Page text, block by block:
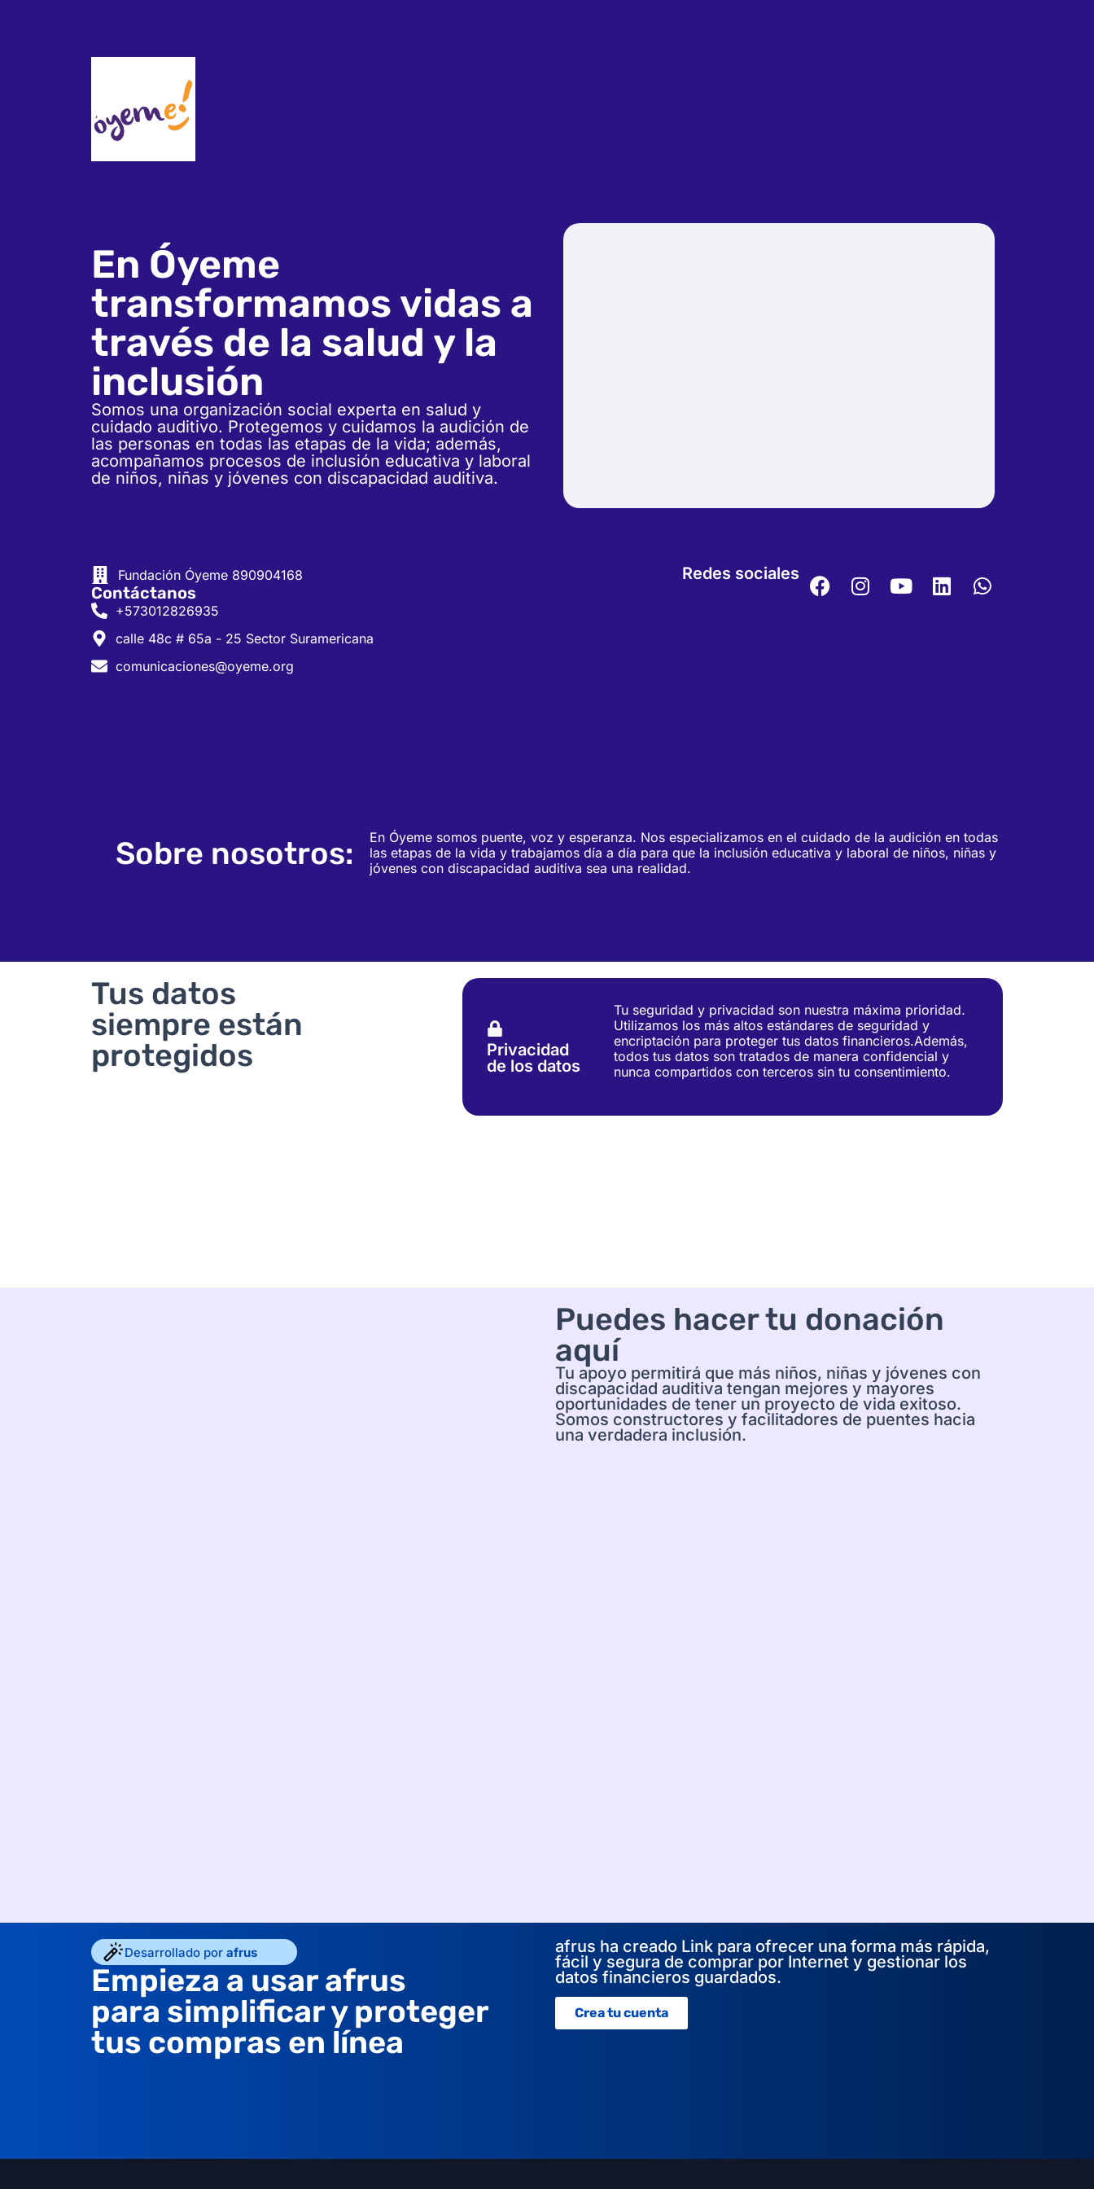
En Óyeme
transformamos vidas a
través de la salud y la
inclusión
Somos una organización social experta en salud y
cuidado auditivo. Protegemos y cuidamos la audición de
las personas en todas las etapas de la vida; además,
acompañamos procesos de inclusión educativa y laboral
de niños, niñas y jóvenes con discapacidad auditiva.
Fundación Óyeme 890904168
Contáctanos
+573012826935
calle 48c # 65a - 25 Sector Suramericana
comunicaciones@oyeme.org
Redes sociales
Sobre nosotros:
En Óyeme somos puente, voz y esperanza. Nos especializamos en el cuidado de la audición en todas
las etapas de la vida y trabajamos día a día para que la inclusión educativa y laboral de niños, niñas y
jóvenes con discapacidad auditiva sea una realidad.
Tus datos
siempre están
protegidos
Privacidad
de los datos
Tu seguridad y privacidad son nuestra máxima prioridad.
Utilizamos los más altos estándares de seguridad y
encriptación para proteger tus datos financieros.Además,
todos tus datos son tratados de manera confidencial y
nunca compartidos con terceros sin tu consentimiento.
Puedes hacer tu donación
aquí
Tu apoyo permitirá que más niños, niñas y jóvenes con
discapacidad auditiva tengan mejores y mayores
oportunidades de tener un proyecto de vida exitoso.
Somos constructores y facilitadores de puentes hacia
una verdadera inclusión.
Desarrollado por afrus
Empieza a usar afrus
para simplificar y proteger
tus compras en línea
afrus ha creado Link para ofrecer una forma más rápida,
fácil y segura de comprar por Internet y gestionar los
datos financieros guardados.
Crea tu cuenta